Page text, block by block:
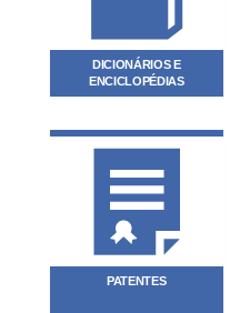
DICIONÁRIOS E
ENCICLOPÉDIAS
PATENTES